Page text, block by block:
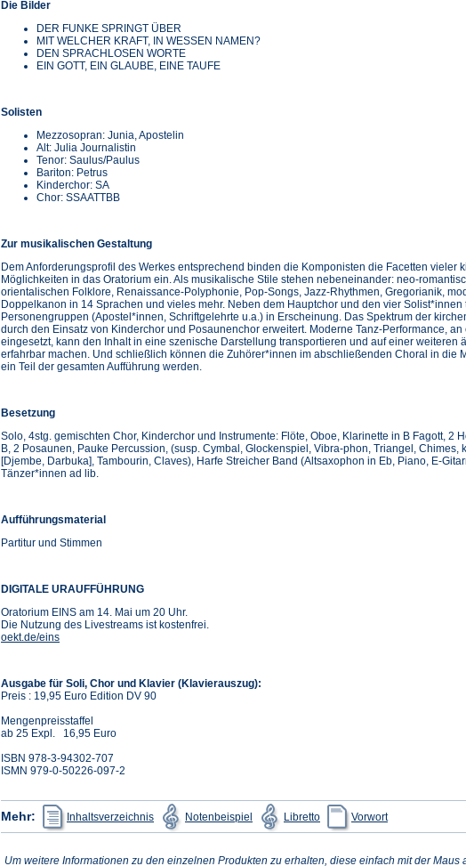
Die Bilder
DER FUNKE SPRINGT ÜBER
MIT WELCHER KRAFT, IN WESSEN NAMEN?
DEN SPRACHLOSEN WORTE
EIN GOTT, EIN GLAUBE, EINE TAUFE
Solisten
Mezzosopran: Junia, Apostelin
Alt: Julia Journalistin
Tenor: Saulus/Paulus
Bariton: Petrus
Kinderchor: SA
Chor: SSAATTBB
Zur musikalischen Gestaltung
Dem Anforderungsprofil des Werkes entsprechend binden die Komponisten die Facetten vieler
Möglichkeiten in das Oratorium ein. Als musikalische Stile stehen nebeneinander: neo-
orientalischen Folklore, Renaissance-Polyphonie, Pop-Songs, Jazz-Rhythmen, Gregorianik,
Doppelkanon in 14 Sprachen und vieles mehr. Neben dem Hauptchor und den vier Solist*innen
Personengruppen (Apostel*innen, Schriftgelehrte u.a.) in Erscheinung. Das Spektrum der
durch den Einsatz von Kinderchor und Posaunenchor erweitert. Moderne Tanz-Performance,
eingesetzt, kann den Inhalt in eine szenische Darstellung transportieren und auf einer weiteren
erfahrbar machen. Und schließlich können die Zuhörer*innen im abschließenden Choral in die
ein Teil der gesamten Aufführung werden.
Besetzung
Solo, 4stg. gemischten Chor, Kinderchor und Instrumente: Flöte, Oboe, Klarinette in B Fagott, 2
B, 2 Posaunen, Pauke Percussion, (susp. Cymbal, Glockenspiel, Vibra-phon, Triangel, Chimes,
[Djembe, Darbuka], Tambourin, Claves), Harfe Streicher Band (Altsaxophon in Eb, Piano, E-
Tänzer*innen ad lib.
Aufführungsmaterial
Partitur und Stimmen
DIGITALE URAUFFÜHRUNG
Oratorium EINS am 14. Mai um 20 Uhr.
Die Nutzung des Livestreams ist kostenfrei.
oekt.de/eins(Öffnet
Tab)
Ausgabe für Soli, Chor und Klavier (Klavierauszug):
Preis : 19,95 Euro Edition DV 90
Mengenpreisstaffel
ab 25 Expl. 16,95 Euro
ISBN 978-3-94302-707
ISMN 979-0-50226-097-2
Mehr: Inhaltsverzeichnis
(Öffnet
in
einem
Tab)
Notenbeispiel
(Öffnet
in
einem
Tab)
Libretto
(Öffnet
in
einem
Tab)
Vorwortin
einem
Tab)
Um weitere Informationen zu den einzelnen Produkten zu erhalten, diese einfach mit der Maus